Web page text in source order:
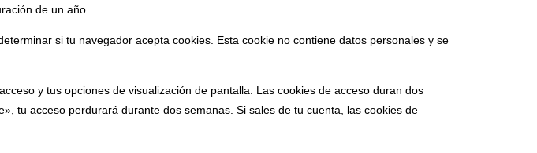
de un año.
si tu navegador acepta cookies. Esta cookie no contiene datos personales y se
y tus opciones de visualización de pantalla. Las cookies de acceso duran dos
tu acceso perdurará durante dos semanas. Si sales de tu cuenta, las cookies de